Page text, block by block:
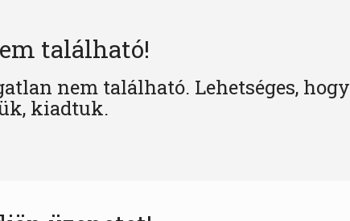
található!
nem található. Lehetséges, hogy
kiadtuk.